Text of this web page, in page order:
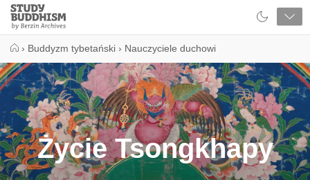
Close
Study
Buddhism
› Buddyzm tybetański › Nauczyciele duchowi
Życie Tsongkhapy